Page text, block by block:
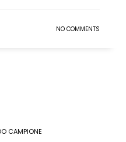
NO COMMENTS
CAMPIONE